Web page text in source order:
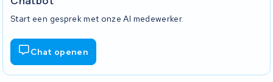
Start een gesprek met onze AI medewerker.
Chat openen